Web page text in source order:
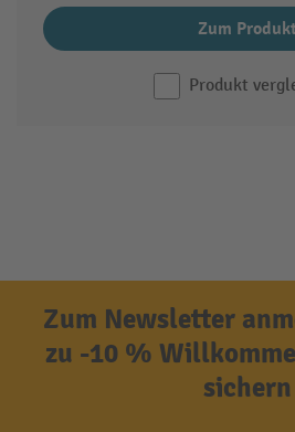
Zum
Produkt
Zum Newsletter
zu -10 %
sichern